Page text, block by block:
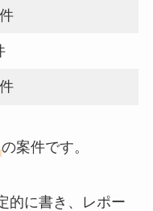
の案件です。
的に書き、レポー